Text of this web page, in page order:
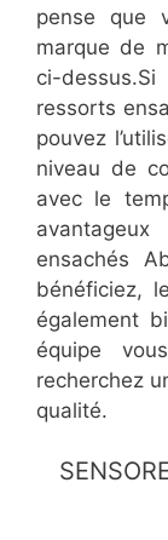
pense que
marque de
ci-
ressorts
pouvez
niveau de
avec le
ensachés
bénéficiez,
également
équipe
recherchez
qualité.